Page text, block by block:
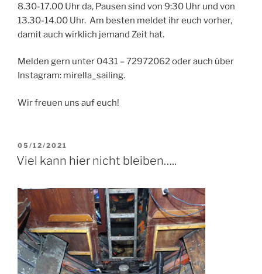
8.30-17.00 Uhr da, Pausen sind von 9:30 Uhr und von
13.30-14.00 Uhr. Am besten meldet ihr euch vorher,
damit auch wirklich jemand Zeit hat.
Melden gern unter 0431 – 72972062 oder auch über
Instagram: mirella_sailing.
Wir freuen uns auf euch!
VERÖFFENTLICHT
AM
05/12/2021
Viel kann hier nicht bleiben…..